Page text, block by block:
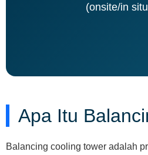
(onsite/in
Apa Itu
Balancing cooling tower adalah